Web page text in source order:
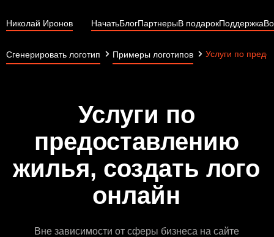
Николай Иронов НачатьБлогПартнерыВ подарокПоддержка
Сгенерировать логотип Примеры логотипов Услуги по
Услуги по
предоставлению
жилья, создать лого
онлайн
Вне зависимости от сферы бизнеса на сайте